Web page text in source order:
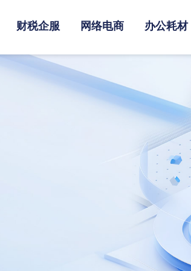
财税企服 网络电商 办公耗材